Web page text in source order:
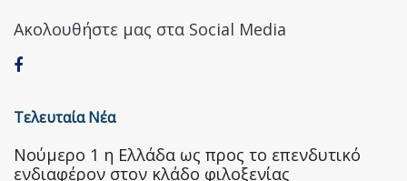
Ακολουθήστε μας στα Social Media
Τελευταία Νέα
Nούμερο 1 η Ελλάδα ως προς το επενδυτικό
ενδιαφέρον στον κλάδο φιλοξενίας